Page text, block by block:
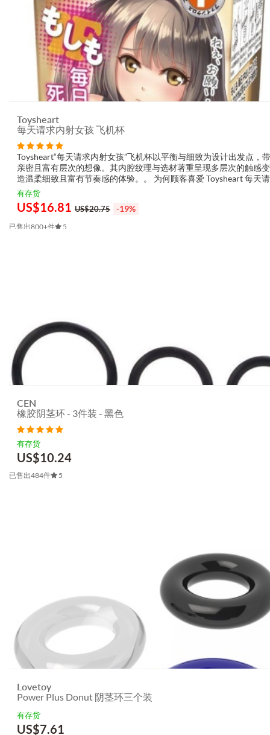
Toysheart
每天请求内射女孩 飞机杯
Toysheart“每天请求内射女孩”飞机杯以平衡与细致为设计出发点，
亲密且富有层次的想像。其内腔纹理与选材著重呈现多层次的触感
造温柔细致且富有节奏感的体验。。 为何顾客喜爱 Toysheart 每天
女孩 飞机杯 层次化触感想像：波纹式...
有存货
US$16.81 US$20.75 -19%
已售出800+件 5
CEN
橡胶阴茎环 - 3件装 - 黑色
有存货
US$10.24
已售出484件 5
Lovetoy
Power Plus Donut 阴茎环三个装
有存货
US$7.61